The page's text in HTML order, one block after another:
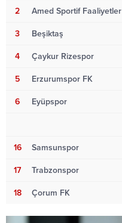
2 Amed Sportif Faaliyetler
3 Beşiktaş
4 Çaykur Rizespor
5 Erzurumspor FK
6 Eyüpspor
16 Samsunspor
17 Trabzonspor
18 Çorum FK